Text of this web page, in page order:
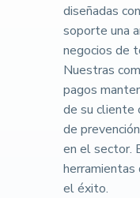
diseñadas
soporte una
negocios de
Nuestras
pagos
de su cliente
de
en el sector.
herramientas
el éxito.